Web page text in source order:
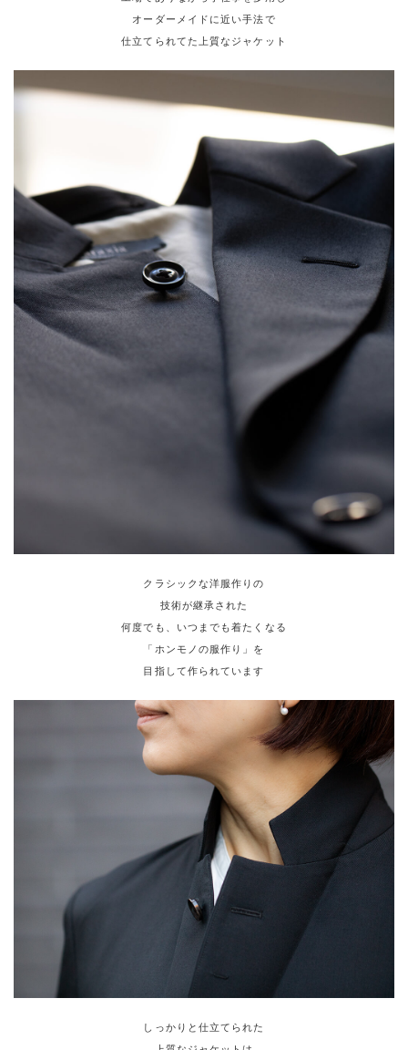
オーダーメイドに近い手法で
仕立てられてた上質なジャケット
クラシックな洋服作りの
技術が継承された
何度でも、いつまでも着たくなる
「ホンモノの服作り」を
目指して作られています
しっかりと仕立てられた